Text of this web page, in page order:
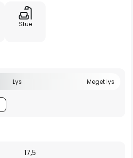
Stue
Lys Meget lys
17,5